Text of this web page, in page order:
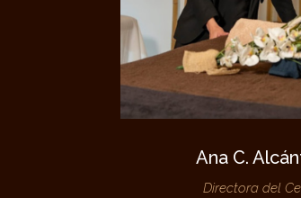
Ana C.
Directora del